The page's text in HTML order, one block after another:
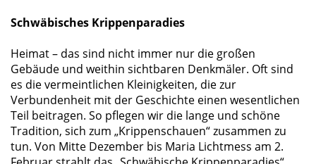
Schwäbisches Krippenparadies
Heimat – das sind nicht immer nur die großen
Gebäude und weithin sichtbaren Denkmäler. Oft sind
es die vermeintlichen Kleinigkeiten, die zur
Verbundenheit mit der Geschichte einen wesentlichen
Teil beitragen. So pflegen wir die lange und schöne
Tradition, sich zum „Krippenschauen“ zusammen zu
tun. Von Mitte Dezember bis Maria Lichtmess am 2.